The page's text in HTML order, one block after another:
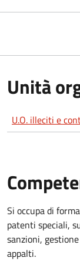
Unità
U.O. illeciti e
Si occupa di
patenti speciali,
sanzioni,
appalti.